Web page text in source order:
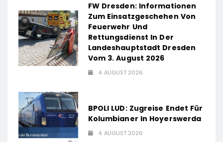
FW Dresden: Informationen
Zum Einsatzgeschehen Von
Feuerwehr Und
Rettungsdienst In Der
Landeshauptstadt Dresden
Vom 3. August 2026
4. AUGUST 2026
BPOLI LUD: Zugreise Endet Für
Kolumbianer In Hoyerswerda
4. AUGUST 2026